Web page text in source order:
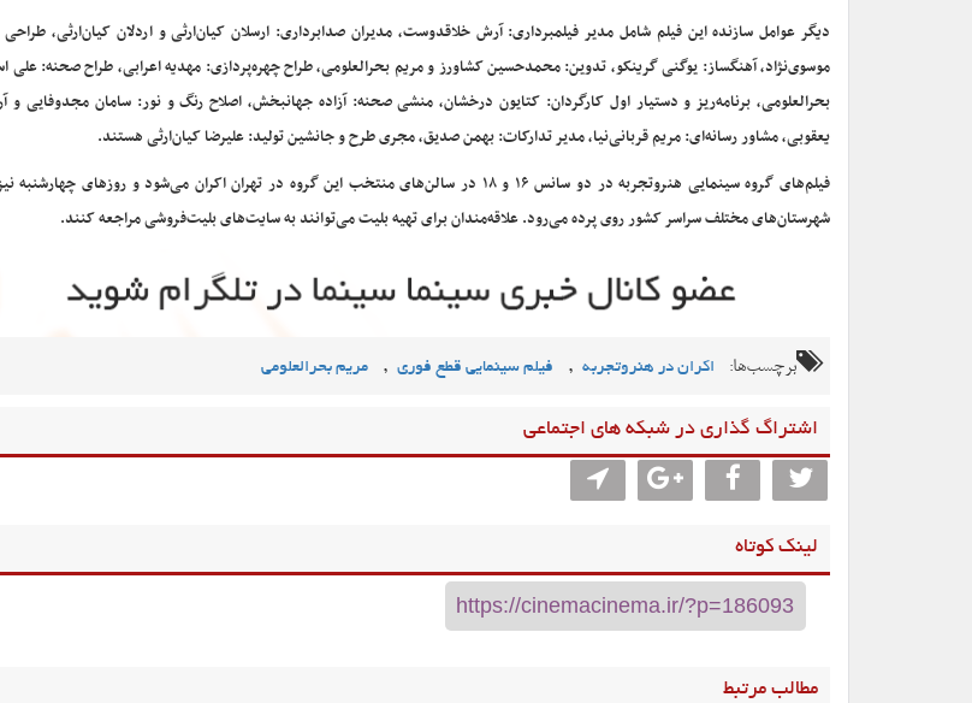
دیگر عوامل سازنده این فیلم شامل مدیر فیلمبرداری: آرش خلاقدوست، مدیران صدابرداری: ارسلان کیان‌ارثی و اردلان کیان‌ارثی،
موسوی‌نژاد، آهنگساز: یوگنی گرینکو، تدوین: محمدحسین کشاورز و مریم بحرالعلومی، طراح چهره‌پردازی: مهدیه اعرابی، طراح صحنه: علی
بحرالعلومی، برنامه‌ریز و دستیار‌ اول‌ کارگردان: کتایون درخشان، منشی صحنه: آزاده جهانبخش، اصلاح رنگ و نور: سامان مجدوفایی
یعقوبی، مشاور رسانه‌ای: مریم قربانی‌نیا، مدیر تدارکات: بهمن صدیق، مجری طرح و جانشین تولید: علیرضا کیان‌ارثی هستند.
فیلم‌های گروه سینمایی هنروتجربه در دو سانس ۱۶ و ۱۸ در سالن‌های منتخب این گروه در تهران اکران می‌شود و
شهرستان‌های مختلف سراسر کشور روی پرده می‌رود. علاقه‌مندان برای تهیه بلیت می‌توانند به سایت‌های بلیت‌فروشی مراجعه کنند.
برچسب‌ها: اکران در هنروتجربه , فیلم سینمایی قطع فوری , مریم بحرالعلومی
اشتراگ گذاری در شبکه های اجتماعی
لینک کوتاه
مطالب مرتبط